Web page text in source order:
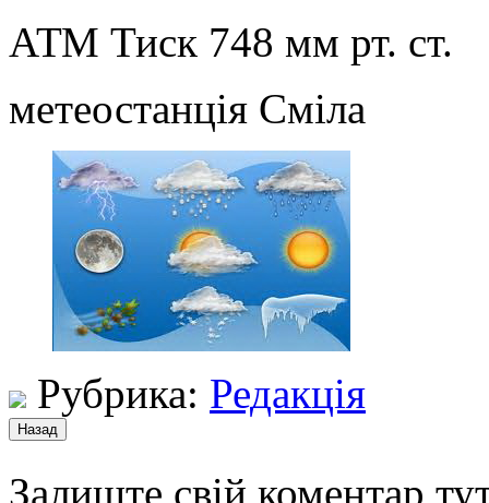
АТМ Тиск 748 мм рт. ст.
метеостанція Сміла
Рубрика: Редакція
Залиште свій коментар